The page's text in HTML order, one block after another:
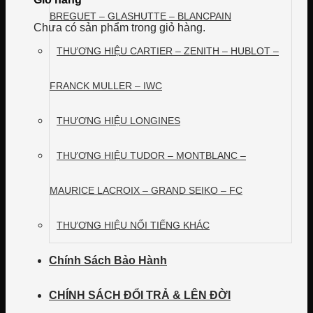
Chưa có sản phẩm trong giỏ hàng.
BREGUET – GLASHUTTE – BLANCPAIN
THƯƠNG HIỆU CARTIER – ZENITH – HUBLOT –
FRANCK MULLER – IWC
THƯƠNG HIỆU LONGINES
THƯƠNG HIỆU TUDOR – MONTBLANC –
MAURICE LACROIX – GRAND SEIKO – FC
THƯƠNG HIỆU NỔI TIẾNG KHÁC
Chính Sách Bảo Hành
CHÍNH SÁCH ĐỔI TRẢ & LÊN ĐỜI